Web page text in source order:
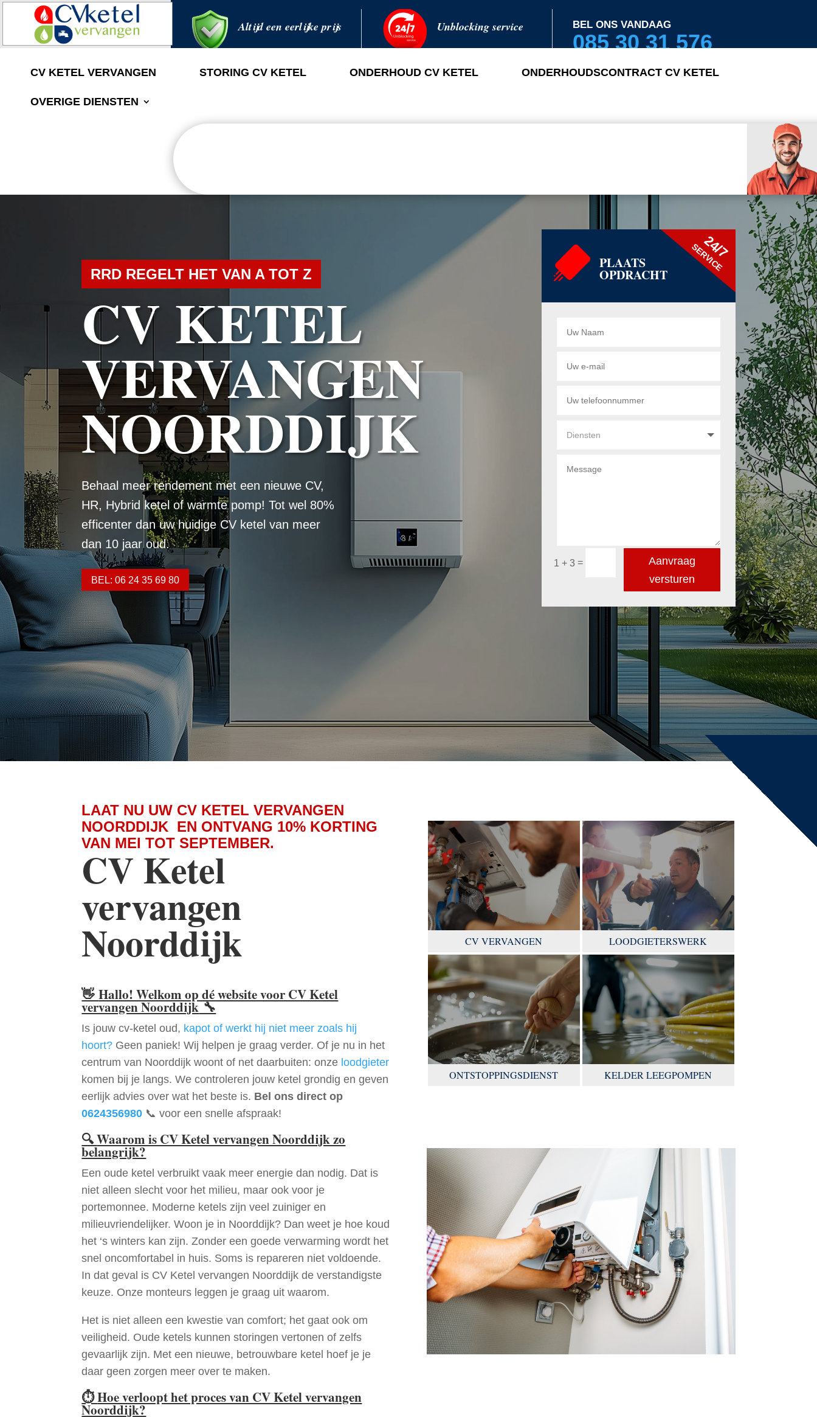
Altijd een eerlijke prijs Unblocking service BEL ONS VANDAAG
085 30 31 576
CV KETEL VERVANGEN STORING CV KETEL ONDERHOUD CV KETEL ONDERHOUDSCONTRACT CV KETEL
OVERIGE DIENSTEN
RRD REGELT HET VAN A TOT Z
CV KETEL
VERVANGEN
NOORDDIJK
Behaal meer rendement met een nieuwe CV,
HR, Hybrid ketel of warmte pomp! Tot wel 80%
efficenter dan uw huidige CV ketel van meer
dan 10 jaar oud.
BEL: 06 24 35 69 80
PLAATS
OPDRACHT
24/7
SERVICE
1 + 3 =
Aanvraag
versturen
LAAT NU UW CV KETEL VERVANGEN
NOORDDIJK EN ONTVANG 10% KORTING
VAN MEI TOT SEPTEMBER.
CV Ketel
vervangen
Noorddijk
👋Hallo! Welkom op dé website voor CV Ketel
vervangen Noorddijk🔧
Is jouw cv-ketel oud, kapot of werkt hij niet meer zoals hij
hoort? Geen paniek! Wij helpen je graag verder. Of je nu in het
centrum van Noorddijk woont of net daarbuiten: onze loodgieter
komen bij je langs. We controleren jouw ketel grondig en geven
eerlijk advies over wat het beste is. Bel ons direct op
0624356980 📞 voor een snelle afspraak!
🔍Waarom is CV Ketel vervangen Noorddijk zo
belangrijk?
Een oude ketel verbruikt vaak meer energie dan nodig. Dat is
niet alleen slecht voor het milieu, maar ook voor je
portemonnee. Moderne ketels zijn veel zuiniger en
milieuvriendelijker. Woon je in Noorddijk? Dan weet je hoe koud
het ‘s winters kan zijn. Zonder een goede verwarming wordt het
snel oncomfortabel in huis. Soms is repareren niet voldoende.
In dat geval is CV Ketel vervangen Noorddijk de verstandigste
keuze. Onze monteurs leggen je graag uit waarom.
Het is niet alleen een kwestie van comfort; het gaat ook om
veiligheid. Oude ketels kunnen storingen vertonen of zelfs
gevaarlijk zijn. Met een nieuwe, betrouwbare ketel hoef je je
daar geen zorgen meer over te maken.
⏱Hoe verloopt het proces van CV Ketel vervangen
Noorddijk?
CV VERVANGEN LOODGIETERSWERK
ONTSTOPPINGSDIENST KELDER LEEGPOMPEN